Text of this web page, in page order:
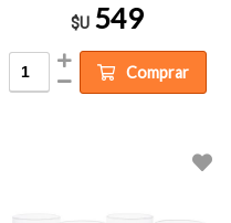
$U 549
Comprar